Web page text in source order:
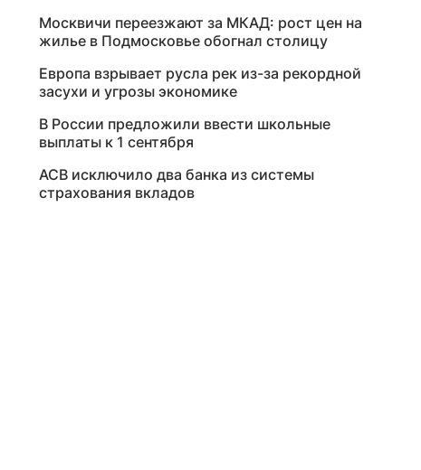
Москвичи переезжают за МКАД: рост цен на
жилье в Подмосковье обогнал столицу
Европа взрывает русла рек из-за рекордной
засухи и угрозы экономике
В России предложили ввести школьные
выплаты к 1 сентября
АСВ исключило два банка из системы
страхования вкладов